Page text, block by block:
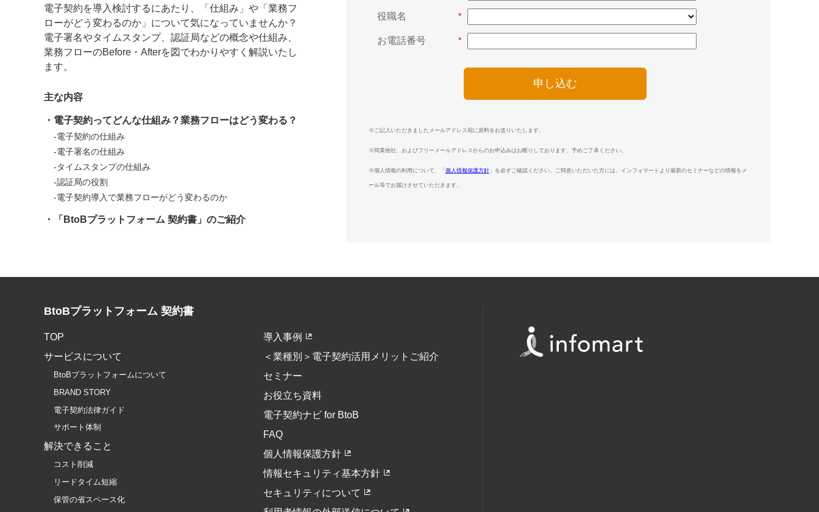
電子契約を導入検討するにあたり、「仕組み」や「業務フ
ローがどう変わるのか」について気になっていませんか？
電子署名やタイムスタンプ、認証局などの概念や仕組み、
業務フローのBefore・Afterを図でわかりやすく解説いたし
ます。
主な内容
・電子契約ってどんな仕組み？業務フローはどう変わる？
-電子契約の仕組み
-電子署名の仕組み
-タイムスタンプの仕組み
-認証局の役割
-電子契約導入で業務フローがどう変わるのか
・「BtoBプラットフォーム 契約書」のご紹介
BtoBプラットフォーム 契約書
TOP
サービスについて
BtoBプラットフォームについて
BRAND STORY
電子契約法律ガイド
サポート体制
解決できること
コスト削減
リードタイム短縮
保管の省スペース化
導入事例
＜業種別＞電子契約活用メリットご紹介
セミナー
お役立ち資料
電子契約ナビ for BtoB
FAQ
個人情報保護方針
情報セキュリティ基本方針
セキュリティについて